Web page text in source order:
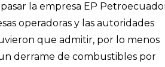
la empresa EP
operadoras y las autoridades
que admitir, por lo menos
un derrame de combustibles por